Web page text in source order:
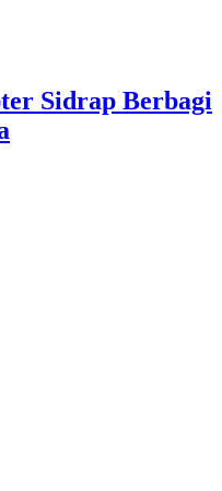
Sidrap Berbagi